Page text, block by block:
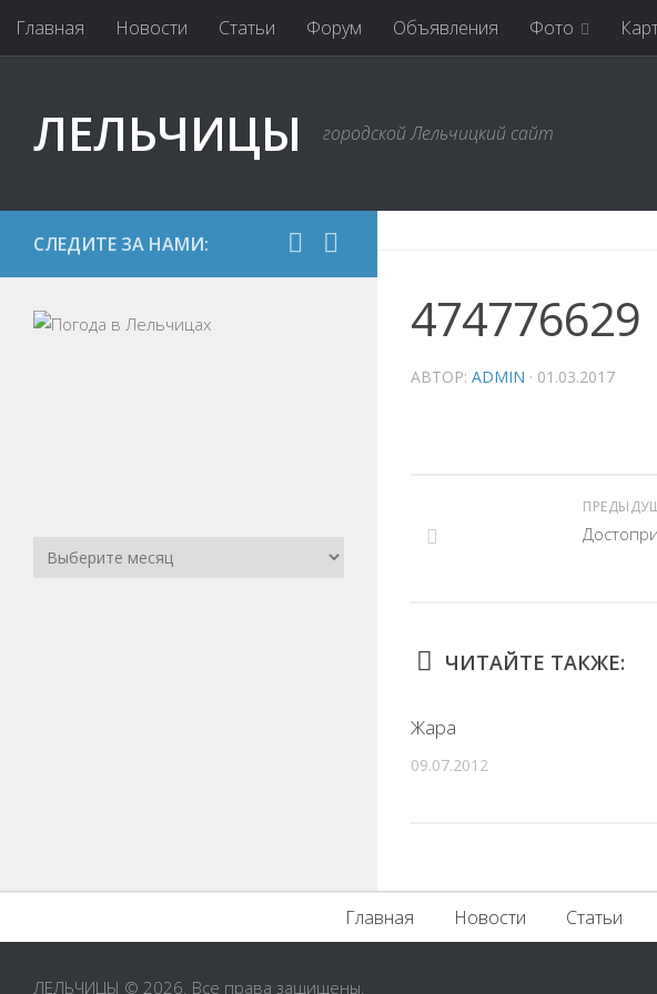
Главная Новости Статьи Форум Объявления Фото
ЛЕЛЬЧИЦЫ городской Лельчицкий сайт
474776629
АВТОР: ADMIN · 01.03.2017
ЧИТАЙТЕ ТАКЖЕ:
Жара
09.07.2012
СЛЕДИТЕ ЗА НАМИ:
Главная Новости Статьи
ЛЕЛЬЧИЦЫ © 2026. Все права защищены.